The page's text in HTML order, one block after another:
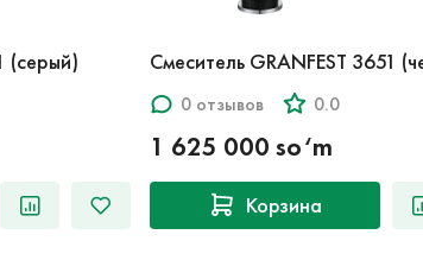
(серый) Смеситель GRANFEST 3651
0 отзывов 0.0
1 625 000 so‘m
Корзина